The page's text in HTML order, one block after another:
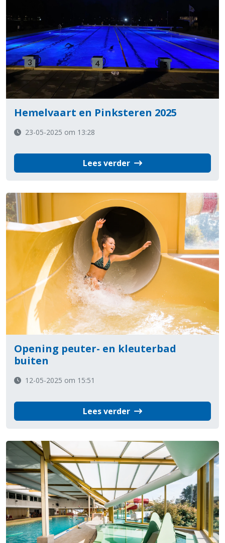
Hemelvaart en Pinksteren 2025
23-05-2025 om 13:28
Lees verder
Opening peuter- en kleuterbad
buiten
12-05-2025 om 15:51
Lees verder